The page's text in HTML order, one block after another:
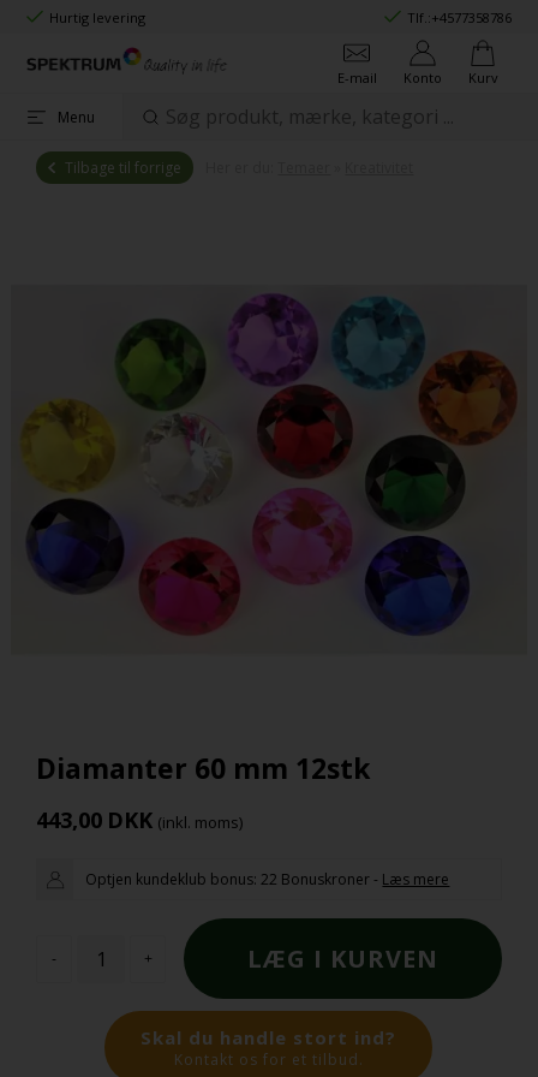
Hurtig levering Tlf.:+4577358786
E-mail Konto Kurv
Menu
Tilbage til forrige
Diamanter 60 mm 12stk
443,00 DKK (inkl. moms)
Optjen kundeklub bonus:22 Bonuskroner - Læs mere
- +
Skal du handle stort ind?
Kontakt os for et tilbud.